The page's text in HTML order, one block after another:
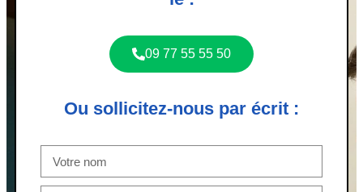
09 77 55 55 50
Ou sollicitez-nous par écrit :